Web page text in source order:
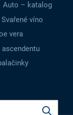
Auto – katalog
Svařené víno
vera